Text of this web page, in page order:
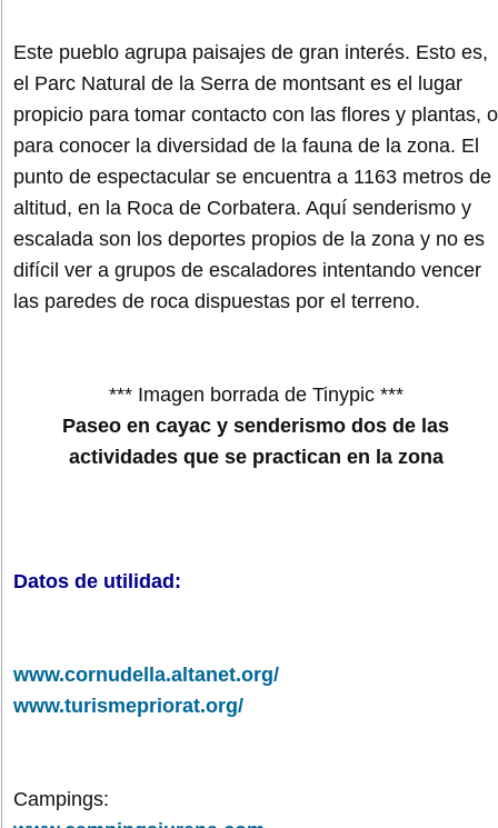
Este pueblo agrupa paisajes de gran interés. Esto es,
el Parc Natural de la Serra de montsant es el lugar
propicio para tomar contacto con las flores y plantas, o
para conocer la diversidad de la fauna de la zona. El
punto de espectacular se encuentra a 1163 metros de
altitud, en la Roca de Corbatera. Aquí senderismo y
escalada son los deportes propios de la zona y no es
difícil ver a grupos de escaladores intentando vencer
las paredes de roca dispuestas por el terreno.
*** Imagen borrada de Tinypic ***
Paseo en cayac y senderismo dos de las
actividades que se practican en la zona
Datos de utilidad:
www.cornudella.altanet.org/
www.turismepriorat.org/
Campings: